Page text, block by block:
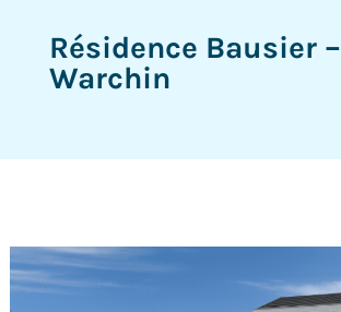
Résidence Bausier –
Warchin